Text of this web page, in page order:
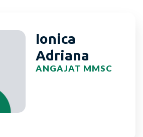
Ionica
Adriana
ANGAJAT MMSC